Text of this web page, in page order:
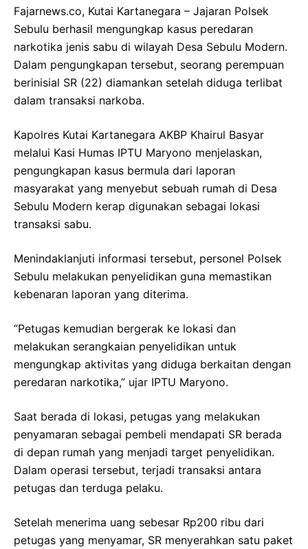
Fajarnews.co, Kutai Kartanegara – Jajaran Polsek
Sebulu berhasil mengungkap kasus peredaran
narkotika jenis sabu di wilayah Desa Sebulu Modern.
Dalam pengungkapan tersebut, seorang perempuan
berinisial SR (22) diamankan setelah diduga terlibat
dalam transaksi narkoba.
Kapolres Kutai Kartanegara AKBP Khairul Basyar
melalui Kasi Humas IPTU Maryono menjelaskan,
pengungkapan kasus bermula dari laporan
masyarakat yang menyebut sebuah rumah di Desa
Sebulu Modern kerap digunakan sebagai lokasi
transaksi sabu.
Menindaklanjuti informasi tersebut, personel Polsek
Sebulu melakukan penyelidikan guna memastikan
kebenaran laporan yang diterima.
“Petugas kemudian bergerak ke lokasi dan
melakukan serangkaian penyelidikan untuk
mengungkap aktivitas yang diduga berkaitan dengan
peredaran narkotika,” ujar IPTU Maryono.
Saat berada di lokasi, petugas yang melakukan
penyamaran sebagai pembeli mendapati SR berada
di depan rumah yang menjadi target penyelidikan.
Dalam operasi tersebut, terjadi transaksi antara
petugas dan terduga pelaku.
Setelah menerima uang sebesar Rp200 ribu dari
petugas yang menyamar, SR menyerahkan satu paket